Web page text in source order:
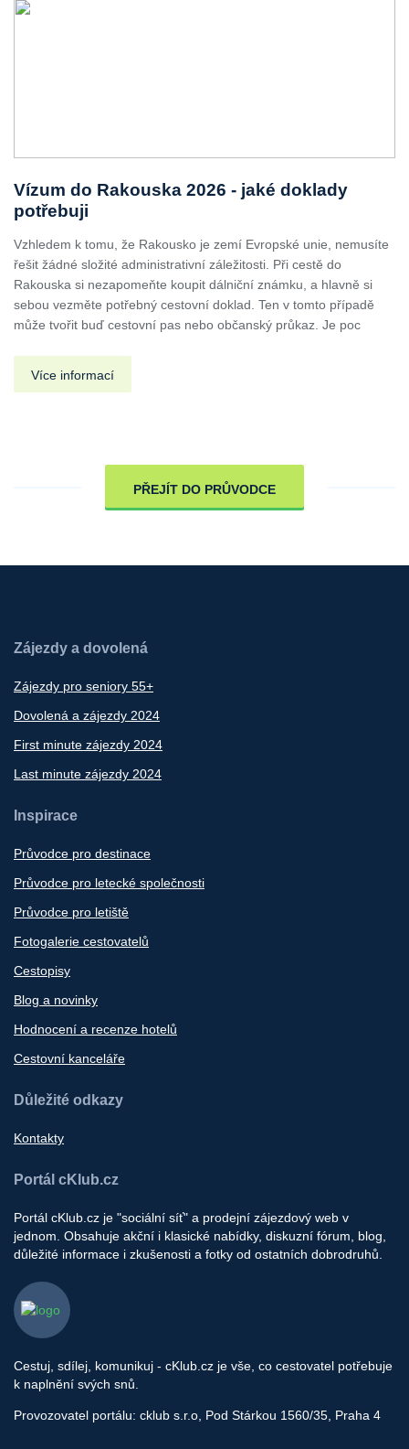
Vízum do Rakouska 2026 - jaké doklady
potřebuji
Vzhledem k tomu, že Rakousko je zemí Evropské unie, nemusíte
řešit žádné složité administrativní záležitosti. Při cestě do
Rakouska si nezapomeňte koupit dálniční známku, a hlavně si
sebou vezměte potřebný cestovní doklad. Ten v tomto případě
může tvořit buď cestovní pas nebo občanský průkaz. Je poc
Více informací
PŘEJÍT DO PRŮVODCE
Zájezdy a dovolená
Zájezdy pro seniory 55+
Dovolená a zájezdy 2024
First minute zájezdy 2024
Last minute zájezdy 2024
Inspirace
Průvodce pro destinace
Průvodce pro letecké společnosti
Průvodce pro letiště
Fotogalerie cestovatelů
Cestopisy
Blog a novinky
Hodnocení a recenze hotelů
Cestovní kanceláře
Důležité odkazy
Kontakty
Portál cKlub.cz
Portál cKlub.cz je "sociální síť" a prodejní zájezdový web v
jednom. Obsahuje akční i klasické nabídky, diskuzní fórum, blog,
důležité informace i zkušenosti a fotky od ostatních dobrodruhů.
Cestuj, sdílej, komunikuj - cKlub.cz je vše, co cestovatel potřebuje
k naplnění svých snů.
Provozovatel portálu: cklub s.r.o, Pod Stárkou 1560/35, Praha 4